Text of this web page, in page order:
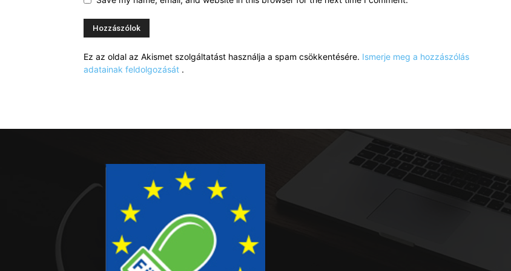
Ez az oldal az Akismet szolgáltatást használja a spam csökkentésére. Ismerje meg a hozzászólás
adatainak feldolgozását .